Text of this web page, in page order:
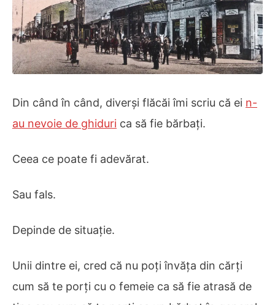
Din când în când, diverși flăcăi îmi scriu că ei n-
au nevoie de ghiduri ca să fie bărbați.
Ceea ce poate fi adevărat.
Sau fals.
Depinde de situație.
Unii dintre ei, cred că nu poți învăța din cărți
cum să te porți cu o femeie ca să fie atrasă de